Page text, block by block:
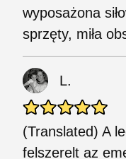
wyposażona
sprzęty, miła
L.
(Translated) A
felszerelt az